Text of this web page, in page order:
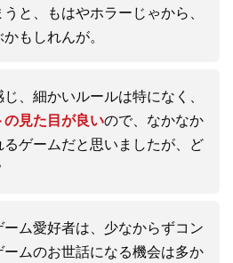
と、もはやホラーじゃから、
もしれんが。
、細かいルールは特になく、
の見た目が良いので、なかなか
ゲームだと思いましたが、ど
ム愛好者は、少なからずコン
ームのお世話になる機会は多か